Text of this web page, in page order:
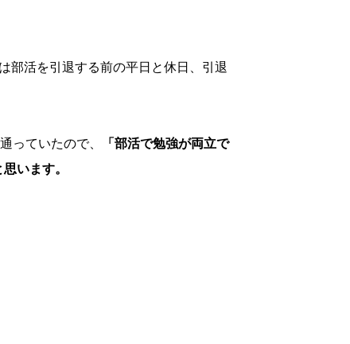
部活を引退する前の平日と休日、引退
っていたので、
「部活で勉強が両立で
います。